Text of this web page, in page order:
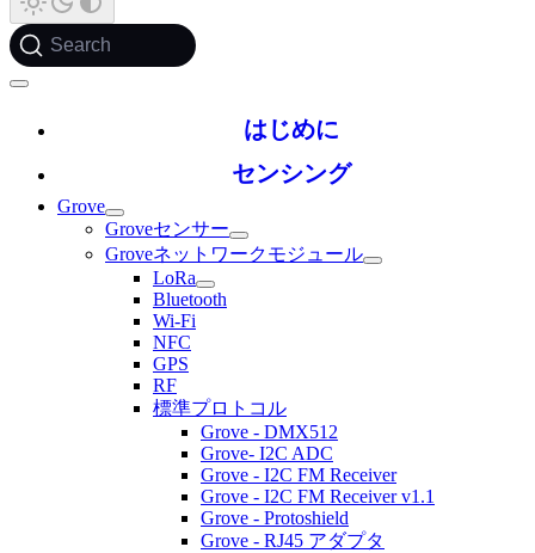
Search
はじめに
センシング
Grove
Groveセンサー
Groveネットワークモジュール
LoRa
Bluetooth
Wi-Fi
NFC
GPS
RF
標準プロトコル
Grove - DMX512
Grove- I2C ADC
Grove - I2C FM Receiver
Grove - I2C FM Receiver v1.1
Grove - Protoshield
Grove - RJ45 アダプタ